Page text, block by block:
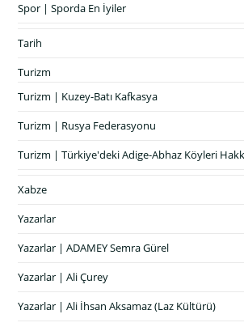
Spor | Sporda En İyiler
Tarih
Turizm
Turizm | Kuzey-Batı Kafkasya
Turizm | Rusya Federasyonu
Turizm | Türkiye'deki Adige-Abhaz Köyleri
Xabze
Yazarlar
Yazarlar | ADAMEY Semra Gürel
Yazarlar | Ali Çurey
Yazarlar | Ali İhsan Aksamaz (Laz Kültürü)